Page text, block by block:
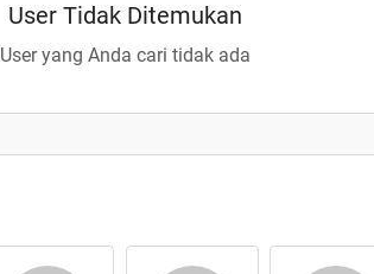
User Tidak Ditemukan
User yang Anda cari tidak ada